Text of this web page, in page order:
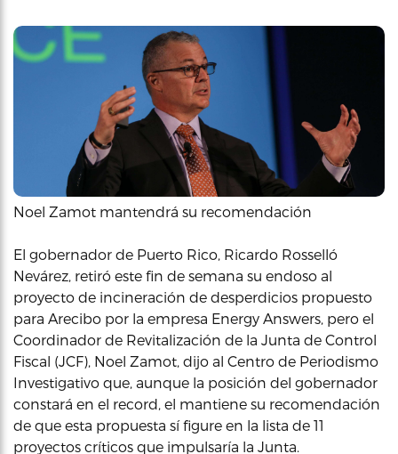
Noel Zamot mantendrá su recomendación
El gobernador de Puerto Rico, Ricardo Rosselló
Nevárez, retiró este fin de semana su endoso al
proyecto de incineración de desperdicios propuesto
para Arecibo por la empresa Energy Answers, pero el
Coordinador de Revitalización de la Junta de Control
Fiscal (JCF), Noel Zamot, dijo al Centro de Periodismo
Investigativo que, aunque la posición del gobernador
constará en el record, el mantiene su recomendación
de que esta propuesta sí figure en la lista de 11
proyectos críticos que impulsaría la Junta.